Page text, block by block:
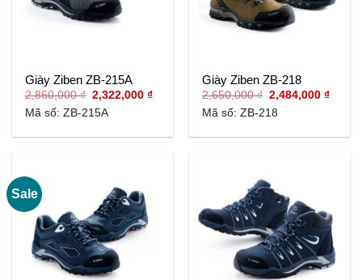
Giày Ziben ZB-215A
2,860,000₫ Giá
gốc
là:
2,322,000₫Giá
2,322,000 ₫.
Mã số: ZB-215A
Giày Ziben ZB-218
2,650,000₫ Giá
gốc
là:
2,484,000₫Giá
Mã số: ZB-218
Sale